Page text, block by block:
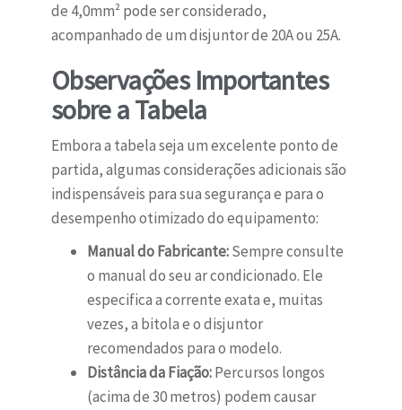
de 4,0mm² pode ser considerado,
acompanhado de um disjuntor de 20A ou 25A.
Observações Importantes
sobre a Tabela
Embora a tabela seja um excelente ponto de
partida, algumas considerações adicionais são
indispensáveis para sua segurança e para o
desempenho otimizado do equipamento:
Manual do Fabricante:Sempre consulte
o manual do seu ar condicionado. Ele
especifica a corrente exata e, muitas
vezes, a bitola e o disjuntor
recomendados para o modelo.
Distância da Fiação:Percursos longos
(acima de 30 metros) podem causar